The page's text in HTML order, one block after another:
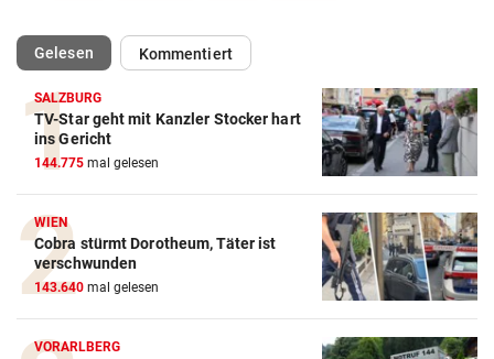
Gelesen(ausgewählt)Kommentiert
SALZBURG
TV-Star geht mit Kanzler Stocker hart
ins Gericht
144.775 mal gelesen
WIEN
Cobra stürmt Dorotheum, Täter ist
verschwunden
143.640 mal gelesen
VORARLBERG